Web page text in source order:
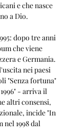
e che nasce
a Dio.
dopo tre anni
che viene
e Germania.
nei paesi
"Senza fortuna"
- arriva il
altri consensi,
incide "In
nel 1998 dal